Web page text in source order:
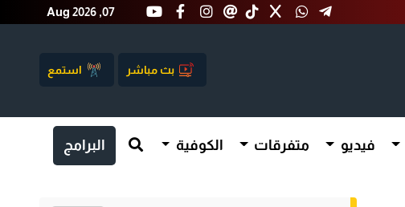
Aug 2026 ,07
بث مباشر استمع
فيديو متفرقات الكوفية البرامج